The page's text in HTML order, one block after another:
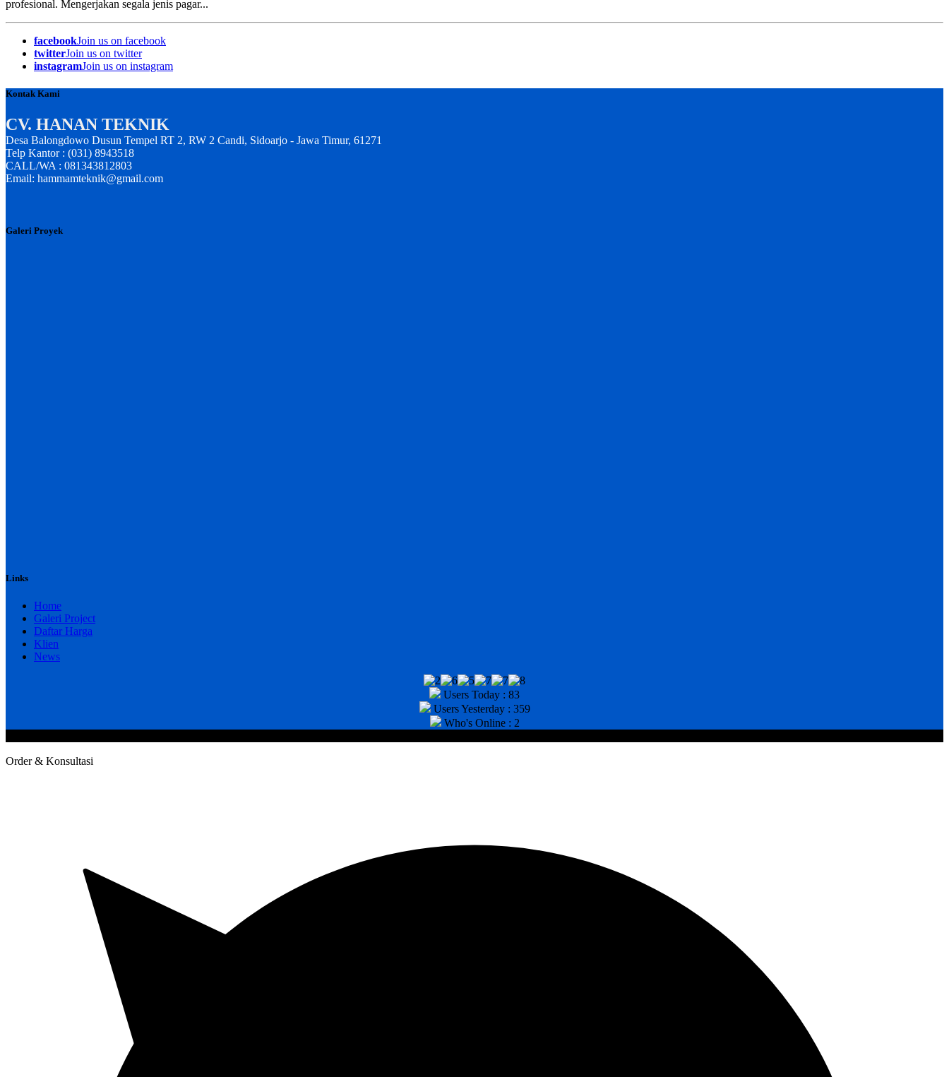
profesional. Mengerjakan segala jenis pagar...
facebookJoin us on facebook
twitterJoin us on twitter
instagramJoin us on instagram
Kontak Kami
CV. HANAN TEKNIK
Desa Balongdowo Dusun Tempel RT 2, RW 2 Candi, Sidoarjo - Jawa Timur, 61271
Telp Kantor : (031) 8943518
CALL/WA : 081343812803
Email: hammamteknik@gmail.com
Galeri Proyek
Links
Home
Galeri Project
Daftar Harga
Klien
News
Users Today : 83
Users Yesterday : 359
Who's Online : 2
Order & Konsultasi